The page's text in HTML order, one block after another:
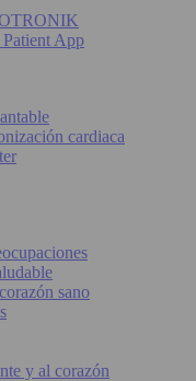
App
cardiaca
sano
y al corazón